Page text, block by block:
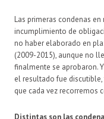
Las primeras condenas
incumplimiento de
no haber elaborado en
(2009-2015), aunque no
finalmente se aprobaron.
el resultado fue
que cada vez recorremos